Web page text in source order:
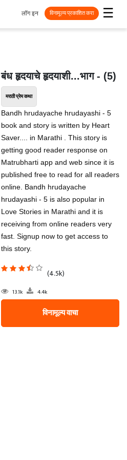
☰
लॉग इन विनामूल्य प्रकाशित करा
बंध हृदयाचे हृदयाशी...भाग - (5)
मराठी प्रेम कथा
Bandh hrudayache hrudayashi - 5
book and story is written by Heart
Saver.... in Marathi . This story is
getting good reader response on
Matrubharti app and web since it is
published free to read for all readers
online. Bandh hrudayache
hrudayashi - 5 is also popular in
Love Stories in Marathi and it is
receiving from online readers very
fast. Signup now to get access to
this story.
(4.5k)
13.1k 4.4k
विनामूल्य वाचा